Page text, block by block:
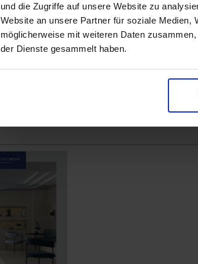
und die Zugriffe auf unsere Website zu
Website an unsere Partner für soziale Medien,
möglicherweise mit weiteren Daten
der Dienste gesammelt haben.